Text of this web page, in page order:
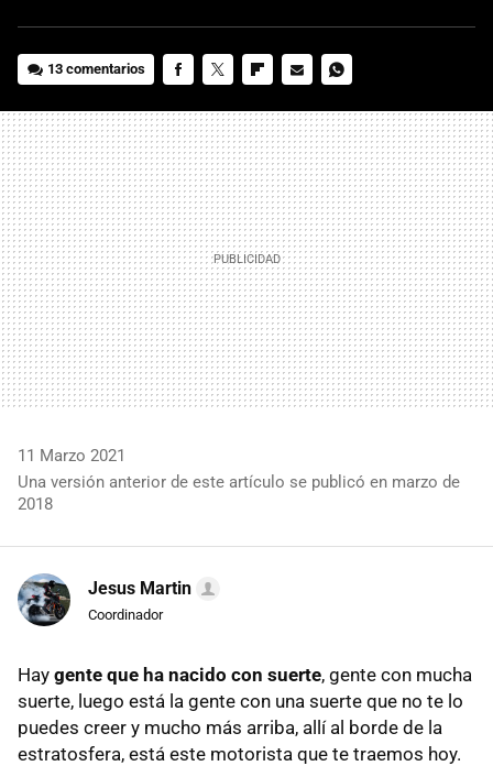
13 comentarios
MAIL
11 Marzo 2021
Una versión anterior de este artículo se publicó en marzo de
2018
Jesus Martin
Coordinador
Hay gente que ha nacido con suerte, gente con mucha
suerte, luego está la gente con una suerte que no te lo
puedes creer y mucho más arriba, allí al borde de la
estratosfera, está este motorista que te traemos hoy.